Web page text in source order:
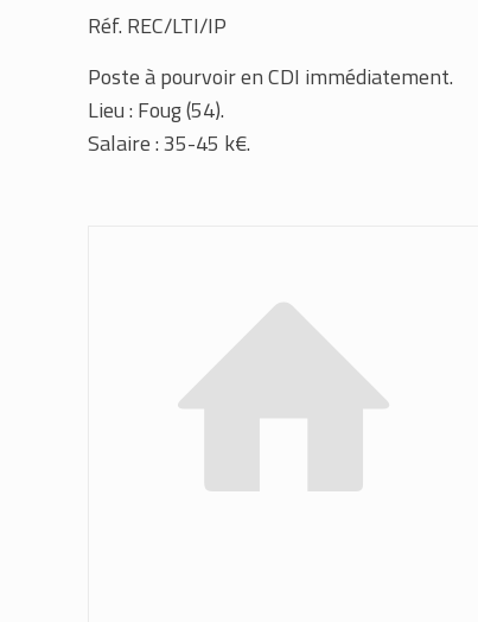
Réf. REC/LTI/IP
Poste à pourvoir en CDI immédiatement.
Lieu : Foug (54).
Salaire : 35-45 k€.